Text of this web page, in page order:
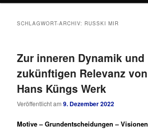
SCHLAGWORT-ARCHIV: RUSSKI MIR
Zur inneren Dynamik und
zukünftigen Relevanz von
Hans Küngs Werk
Veröffentlicht am9. Dezember 2022
Motive – Grundentscheidungen – Visionen